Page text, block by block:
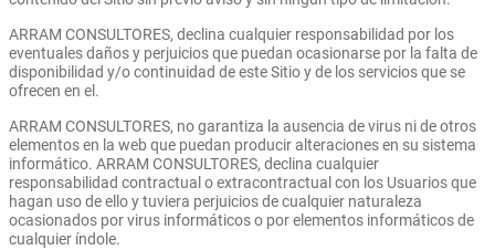
ARRAM CONSULTORES, declina cualquier responsabilidad por los
eventuales daños y perjuicios que puedan ocasionarse por la falta de
disponibilidad y/o continuidad de este Sitio y de los servicios que se
ofrecen en el.
ARRAM CONSULTORES, no garantiza la ausencia de virus ni de otros
elementos en la web que puedan producir alteraciones en su sistema
informático. ARRAM CONSULTORES, declina cualquier
responsabilidad contractual o extracontractual con los Usuarios que
hagan uso de ello y tuviera perjuicios de cualquier naturaleza
ocasionados por virus informáticos o por elementos informáticos de
cualquier índole.